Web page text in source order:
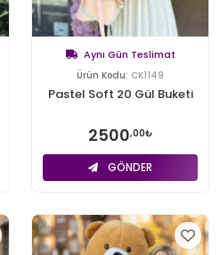
Aynı Gün Teslimat
Ürün Kodu: CK1149
Pastel Soft 20 Gül Buketi
2500,00₺
GÖNDER